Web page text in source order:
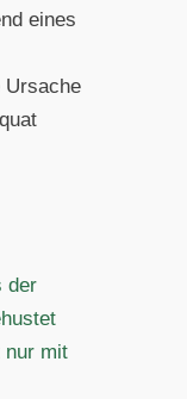
eines
Ursache
der
nur mit